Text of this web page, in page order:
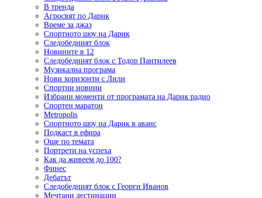
В тренда
Агросвят по Дарик
Време за джаз
Спортното шоу на Дарик
Следобедният блок
Новините в 12
Следобедният блок с Тодор Пантилеев
Музикална програма
Нови хоризонти с Лили
Спортни новини
Избрани моменти от програмата на Дарик радио
Спортен маратон
Metropolis
Спортното шоу на Дарик в аванс
Подкаст в ефира
Още по темата
Портрети на успеха
Как да живеем до 100?
Финес
Дебатът
Следобедният блок с Георги Иванов
Мечтани дестинации